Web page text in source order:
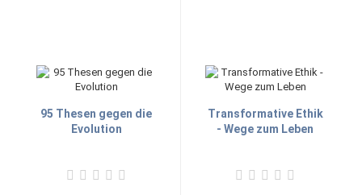
95 Thesen gegen die
Evolution
Transformative Ethik
- Wege zum Leben